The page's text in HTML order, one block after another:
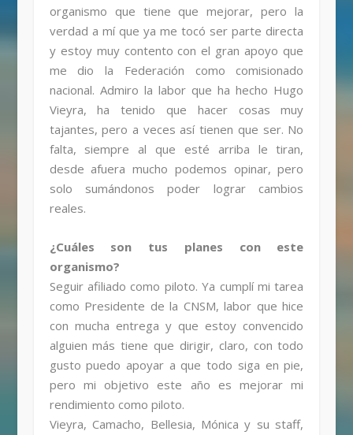
organismo que tiene que mejorar, pero la
verdad a mí que ya me tocó ser parte directa
y estoy muy contento con el gran apoyo que
me dio la Federación como comisionado
nacional. Admiro la labor que ha hecho Hugo
Vieyra, ha tenido que hacer cosas muy
tajantes, pero a veces así tienen que ser. No
falta, siempre al que esté arriba le tiran,
desde afuera mucho podemos opinar, pero
solo sumándonos poder lograr cambios
reales.
¿Cuáles son tus planes con este
organismo?
Seguir afiliado como piloto. Ya cumplí mi tarea
como Presidente de la CNSM, labor que hice
con mucha entrega y que estoy convencido
alguien más tiene que dirigir, claro, con todo
gusto puedo apoyar a que todo siga en pie,
pero mi objetivo este año es mejorar mi
rendimiento como piloto.
Vieyra, Camacho, Bellesia, Mónica y su staff,